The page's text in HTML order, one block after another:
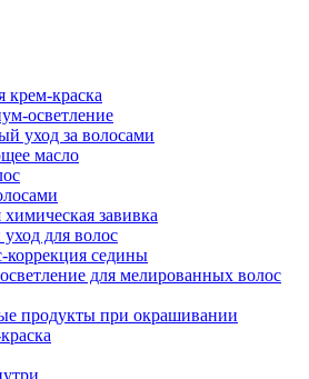
краска
осветление
уход за волосами
масло
завивка
для волос
коррекция седины
для мелированных волос
продукты при окрашивании